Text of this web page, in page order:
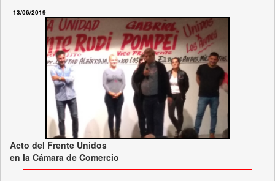
13/06/2019
Acto del Frente Unidos
en la Cámara de Comercio